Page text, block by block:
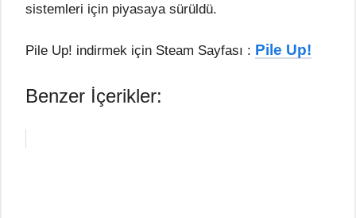
sistemleri için piyasaya sürüldü.
Pile Up! indirmek için Steam Sayfası : Pile Up!
Benzer İçerikler: